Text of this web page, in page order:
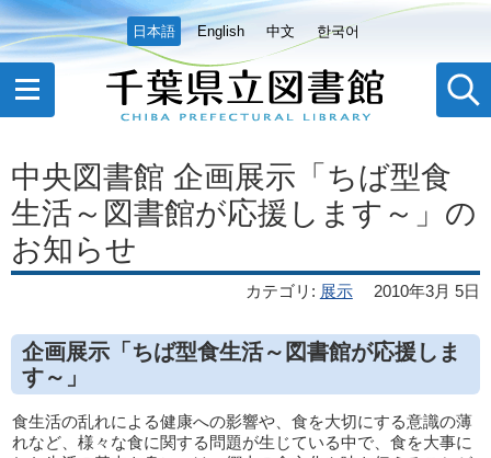
日本語 English 中文 한국어
中央図書館 企画展示「ちば型食
生活～図書館が応援します～」の
お知らせ
カテゴリ : 展示 2010年3月 5日
企画展示「ちば型食生活～図書館が応援しま
す～」
食生活の乱れによる健康への影響や、食を大切にする意識の薄
れなど、様々な食に関する問題が生じている中で、食を大事に